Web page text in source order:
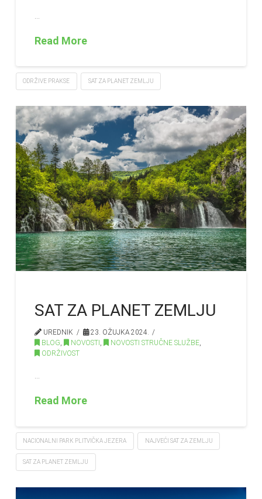
Read More
ODRŽIVE PRAKSE SAT ZA PLANET ZEMLJU
SAT ZA PLANET ZEMLJU
UREDNIK
23. OŽUJKA 2024.
BLOG, NOVOSTI , NOVOSTI STRUČNE SLUŽBE,
ODRŽIVOST
Read More
NACIONALNI PARK PLITVIČKA JEZERA NAJVEĆI SAT ZA ZEMLJU
SAT ZA PLANET ZEMLJU